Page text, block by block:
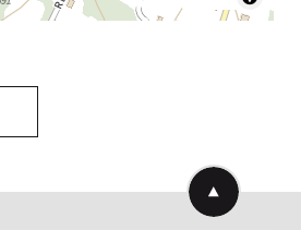
Retourner en